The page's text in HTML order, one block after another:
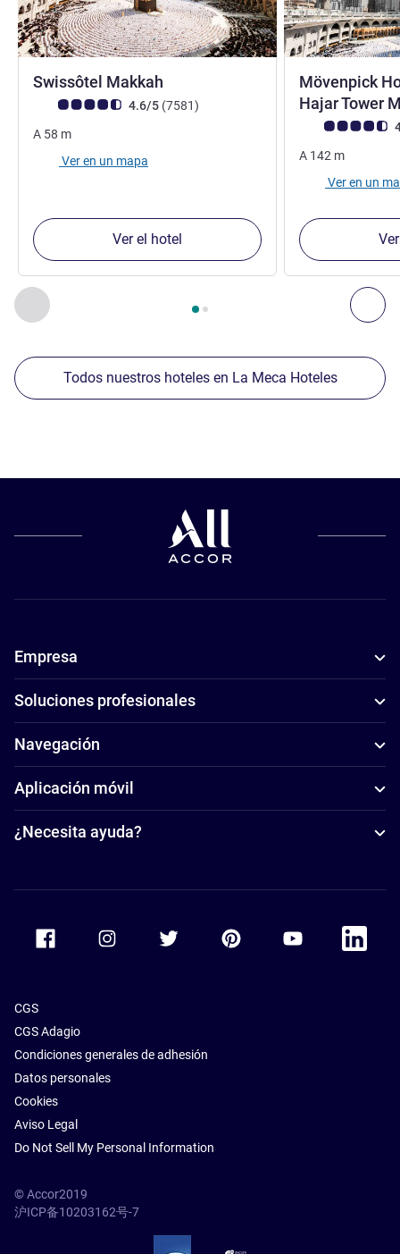
Anterior - Nuestros establecimientos cercanos
Página , Nuestros establecimientos cercanos 1 :,
Swissôtel Makkah
Nota de clientes de Avis (Clasificación de ALL)
4.6/5 (7581opiniones
)
A 58 m
Ver en un mapa
Ver el hotel
Mövenpick
Hajar Tower
Nota de clientes
A 142 m
Ver en un
Todos nuestros hoteles en La Meca Hoteles
Empresa
Soluciones profesionales
Navegación
Aplicación móvil
¿Necesita ayuda?
Accor Youtube
Accor
CGS
CGS Adagio
Condiciones generales de adhesión
Datos personales
Cookies
Aviso Legal
Do Not Sell My Personal Information
© Accor2019
沪ICP备10203162号-7